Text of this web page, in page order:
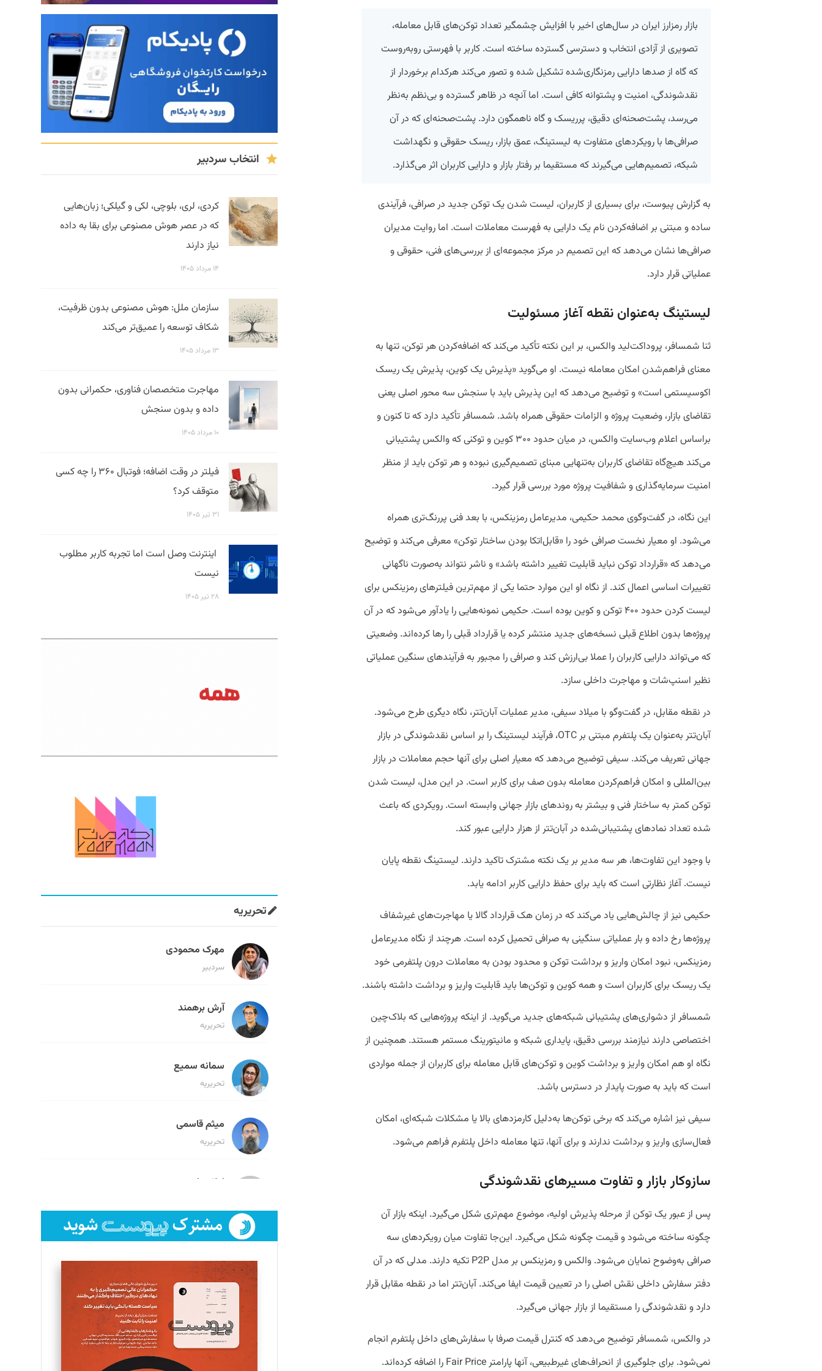
بازار رمزارز ایران در سال‌های اخیر با افزایش چشمگیر تعداد توکن‌های قابل معامله،
تصویری از آزادی انتخاب و دسترسی گسترده ساخته است. کاربر با فهرستی روبه‌روست
که گاه از صدها دارایی رمزنگاری‌شده تشکیل شده و تصور می‌کند هرکدام برخوردار از
نقدشوندگی، امنیت و پشتوانه کافی است. اما آنچه در ظاهر گسترده و بی‌نظم به‌نظر
می‌رسد، پشت‌صحنه‌ای دقیق، پرریسک و گاه ناهمگون دارد. پشت‌صحنه‌ای که در آن
صرافی‌ها با رویکردهای متفاوت به لیستینگ، عمق بازار، ریسک حقوقی و نگهداشت
شبکه، تصمیم‌هایی می‌گیرند که مستقیما بر رفتار بازار و دارایی کاربران اثر می‌گذارد.
به گزارش پیوست، برای بسیاری از کاربران، لیست شدن یک توکن جدید در صرافی، فرآیندی
ساده و مبتنی بر اضافه‌کردن نام یک دارایی به فهرست معاملات است. اما روایت مدیران
صرافی‌ها نشان می‌دهد که این تصمیم در مرکز مجموعه‌ای از بررسی‌های فنی، حقوقی و
عملیاتی قرار دارد.
لیستینگ به‌عنوان نقطه آغاز مسئولیت
ثنا شمسافر، پروداکت‌لید والکس، بر این نکته تأکید می‌کند که اضافه‌کردن هر توکن، تنها به
معنای فراهم‌شدن امکان معامله نیست. او می‌گوید «پذیرش یک کوین، پذیرش یک ریسک
اکوسیستمی است» و توضیح می‌دهد که این پذیرش باید با سنجش سه محور اصلی یعنی
تقاضای بازار، وضعیت پروژه و الزامات حقوقی همراه باشد. شمسافر تأکید دارد که تا کنون و
براساس اعلام وب‌سایت والکس، در میان حدود ۳۰۰ کوین و توکنی که والکس پشتیبانی
می‌کند هیچ‌گاه تقاضای کاربران به‌تنهایی مبنای تصمیم‌گیری نبوده و هر توکن باید از منظر
امنیت سرمایه‌گذاری و شفافیت پروژه مورد بررسی قرار گیرد.
این نگاه، در گفت‌وگوی محمد حکیمی، مدیرعامل رمزینکس، با بعد فنی پررنگ‌تری همراه
می‌شود. او معیار نخست صرافی خود را «قابل‌اتکا بودن ساختار توکن» معرفی می‌کند و توضیح
می‌دهد که «قرارداد توکن نباید قابلیت تغییر داشته باشد» و ناشر نتواند به‌صورت ناگهانی
تغییرات اساسی اعمال کند. از نگاه او این موارد حتما یکی از مهم‌ترین فیلترهای رمزینکس برای
لیست کردن حدود ۴۰۰ توکن و کوین بوده است. حکیمی نمونه‌هایی را یادآور می‌شود که در آن
پروژه‌ها بدون اطلاع قبلی نسخه‌های جدید منتشر کرده یا قرارداد قبلی را رها کرده‌اند. وضعیتی
که می‌تواند دارایی کاربران را عملا بی‌ارزش کند و صرافی را مجبور به فرآیندهای سنگین عملیاتی
نظیر اسنپ‌شات و مهاجرت داخلی سازد.
در نقطه مقابل، در گفت‌وگو با میلاد سیفی، مدیر عملیات آبان‌تتر، نگاه دیگری طرح می‌شود.
آبان‌تتر به‌عنوان یک پلتفرم مبتنی بر OTC، فرآیند لیستینگ را بر اساس نقدشوندگی در بازار
جهانی تعریف می‌کند. سیفی توضیح می‌دهد که معیار اصلی برای آنها حجم معاملات در بازار
بین‌المللی و امکان فراهم‌کردن معامله بدون صف برای کاربر است. در این مدل، لیست شدن
توکن کمتر به ساختار فنی و بیشتر به روندهای بازار جهانی وابسته است. رویکردی که باعث
شده تعداد نمادهای پشتیبانی‌شده در آبان‌تتر از هزار دارایی عبور کند.
با وجود این تفاوت‌ها، هر سه مدیر بر یک نکته مشترک تاکید دارند. لیستینگ نقطه پایان
نیست. آغاز نظارتی است که باید برای حفظ دارایی کاربر ادامه یابد.
حکیمی نیز از چالش‌هایی یاد می‌کند که در زمان هک قرارداد گالا یا مهاجرت‌های غیرشفاف
پروژه‌ها رخ داده و بار عملیاتی سنگینی به صرافی تحمیل کرده است. هرچند از نگاه مدیرعامل
رمزینکس، نبود امکان واریز و برداشت توکن و محدود بودن به معاملات درون پلتفرمی خود
یک ریسک برای کاربران است و همه کوین و توکن‌ها باید قابلیت واریز و برداشت داشته باشند.
شمسافر از دشواری‌های پشتیبانی شبکه‌های جدید می‌گوید. از اینکه پروژه‌هایی که بلاک‌چین
اختصاصی دارند نیازمند بررسی دقیق، پایداری شبکه و مانیتورینگ مستمر هستند. همچنین از
نگاه او هم امکان واریز و برداشت کوین و توکن‌های قابل معامله برای کاربران از جمله مواردی
است که باید به صورت پایدار در دسترس باشد.
سیفی نیز اشاره می‌کند که برخی توکن‌ها به‌دلیل کارمزدهای بالا یا مشکلات شبکه‌ای، امکان
فعال‌سازی واریز و برداشت ندارند و برای آنها، تنها معامله داخل پلتفرم فراهم می‌شود.
سازوکار بازار و تفاوت مسیرهای نقدشوندگی
پس از عبور یک توکن از مرحله پذیرش اولیه، موضوع مهم‌تری شکل می‌گیرد. اینکه بازار آن
چگونه ساخته می‌شود و قیمت چگونه شکل می‌گیرد. این‌جا تفاوت میان رویکردهای سه
صرافی به‌وضوح نمایان می‌شود. والکس و رمزینکس بر مدل P2P تکیه دارند. مدلی که در آن
دفتر سفارش داخلی نقش اصلی را در تعیین قیمت ایفا می‌کند. آبان‌تتر اما در نقطه مقابل قرار
دارد و نقدشوندگی را مستقیما از بازار جهانی می‌گیرد.
در والکس، شمسافر توضیح می‌دهد که کنترل قیمت صرفا با سفارش‌های داخل پلتفرم انجام
نمی‌شود. برای جلوگیری از انحراف‌های غیرطبیعی، آنها پارامتر Fair Price را اضافه کرده‌اند.
انتخاب سردبیر
کردی، لری، بلوچی، لکی و گیلکی؛ زبان‌هایی
که در عصر هوش مصنوعی برای بقا به داده
نیاز دارند
۱۴ مرداد ۱۴۰۵
سازمان ملل: هوش مصنوعی بدون ظرفیت،
شکاف توسعه را عمیق‌تر می‌کند
۱۳ مرداد ۱۴۰۵
مهاجرت متخصصان فناوری، حکمرانی بدون
داده و بدون سنجش
۱۰ مرداد ۱۴۰۵
فیلتر در وقت اضافه؛ فوتبال ۳۶۰ را چه کسی
متوقف کرد؟
۳۱ تیر ۱۴۰۵
اینترنت وصل است اما تجربه کاربر مطلوب
نیست
۲۸ تیر ۱۴۰۵
تحریریه
مهرک محمودی
سردبیر
آرش برهمند
تحریریه
سمانه سمیع
تحریریه
میثم قاسمی
تحریریه
لیلا حنارود
فائزه فتحی رستمی
تحریریه
سروش کرمیان
تحریریه
مینا پاکدل